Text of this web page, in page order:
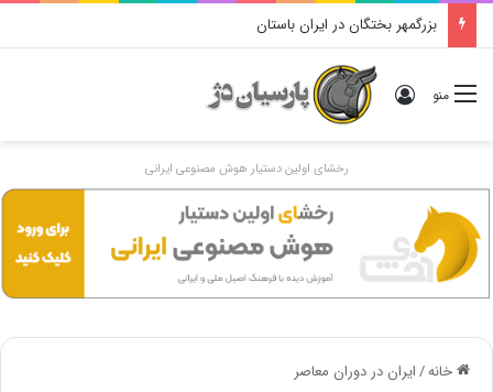
دوگانهٔ «ایرانی و اَنیرانی»: بررسی تاریخی، مفهومی و ایدئولوژیک
منو ورود
رخشای اولین دستیار هوش مصنوعی ایرانی
خانه/ایران در دوران معاصر